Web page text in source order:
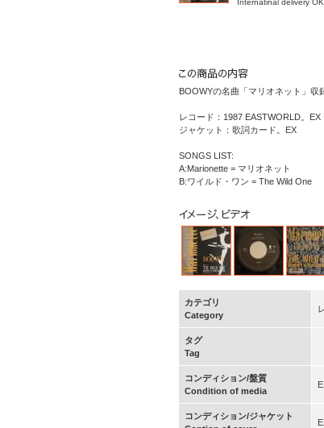
Internatinal delivery OK
BOOWYの名曲「マリオネット」収
レコード：1987 EASTWORLD。EX
ジャケット：歌詞カード。EX
SONGS LIST:
A:Marionette = マリオネット
B:ワイルド・ワン = The Wild One
カテゴリ
Category
タグ
Tag
コンディション/盤質
Condition of media
コンディション/ジャケット